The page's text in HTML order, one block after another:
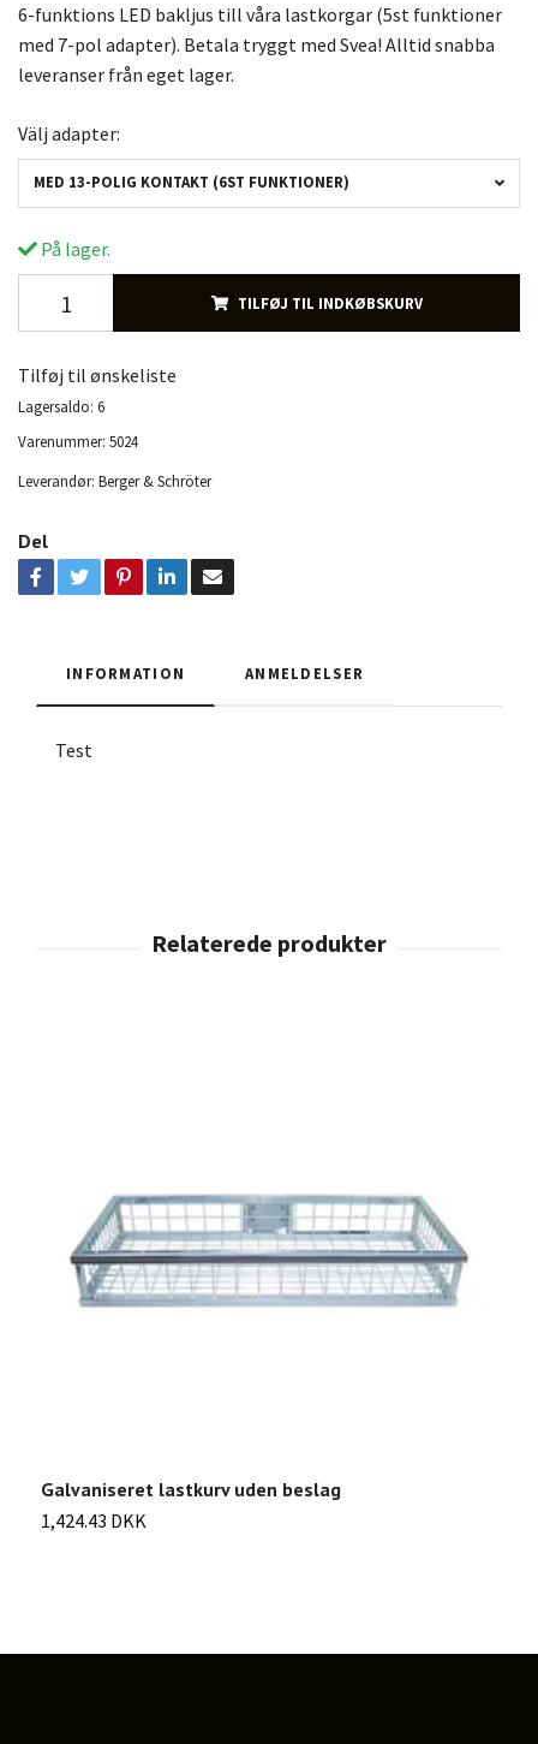
6-funktions LED bakljus till våra lastkorgar (5st funktioner
med 7-pol adapter). Betala tryggt med Svea! Alltid snabba
leveranser från eget lager.
Välj adapter:
MED 13-POLIG KONTAKT (6ST FUNKTIONER)
På lager.
TILFØJ TIL INDKØBSKURV
Tilføj til ønskeliste
Lagersaldo: 6
Varenummer: 5024
Leverandør: Berger & Schröter
Del
INFORMATION ANMELDELSER
Test
Galvaniseret lastkurv uden beslag
1,424.43 DKK